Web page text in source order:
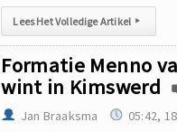
Lees Het Volledige Artikel ▸
Formatie Menno
wint in Kimswerd
Jan Braaksma 05:42,